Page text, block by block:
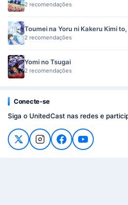
2 recomendações
Toumei na Yoru ni Kakeru Kimi
2 recomendações
Yomi no Tsugai
2 recomendações
Conecte-se
Siga o UnitedCast nas redes e